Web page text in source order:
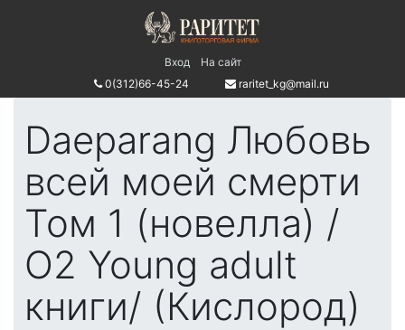
Вход
На сайт
0(312)66-45-24
raritet_kg@mail.ru
Daeparang Любовь
всей моей смерти
Том 1 (новелла) /
О2 Young adult
книги/ (Кислород)